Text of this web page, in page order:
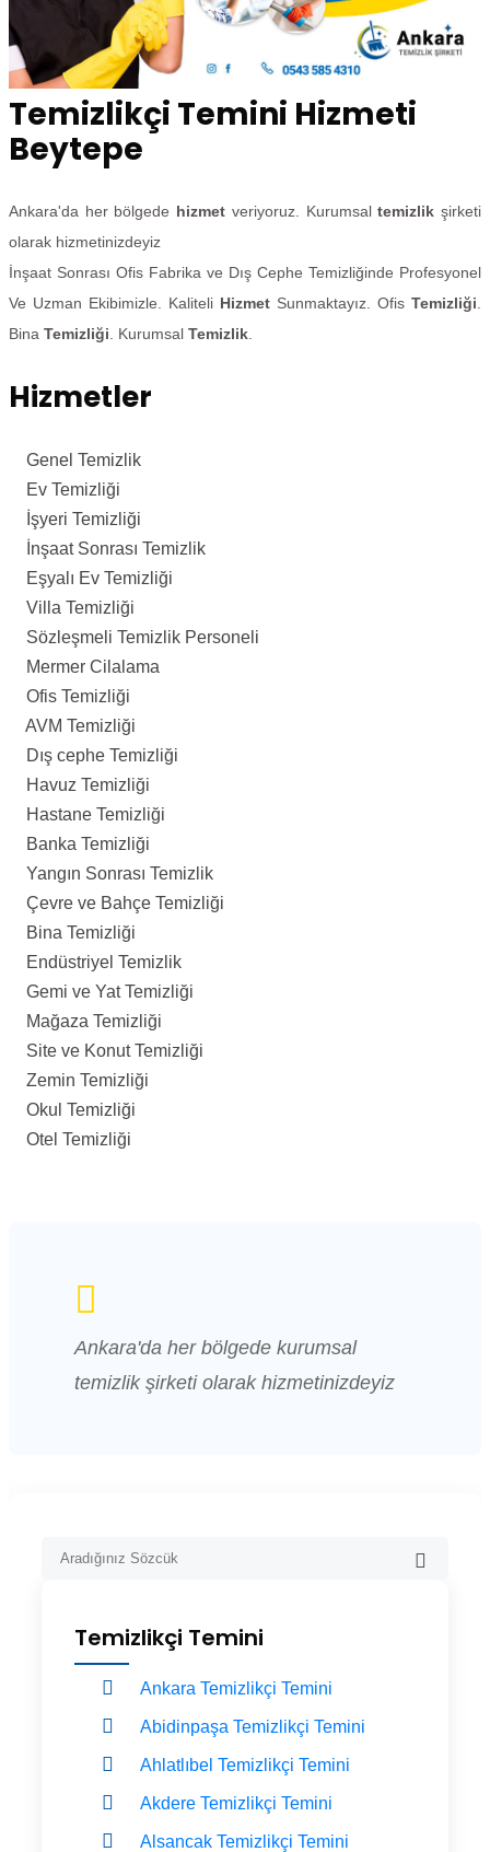
Temizlikçi Temini Hizmeti
Beytepe
Ankara'da her bölgede hizmet veriyoruz. Kurumsaltemizlik şirketi
olarak hizmetinizdeyiz
İnşaat Sonrası Ofis Fabrika ve Dış Cephe Temizliğinde Profesyonel
Ve Uzman Ekibimizle. Kaliteli Hizmet Sunmaktayız. Ofis Temizliği
Bina Temizliği . Kurumsal Temizlik
Hizmetler
Genel Temizlik
Ev Temizliği
İşyeri Temizliği
İnşaat Sonrası Temizlik
Eşyalı Ev Temizliği
Villa Temizliği
Sözleşmeli Temizlik Personeli
Mermer Cilalama
Ofis Temizliği
AVM Temizliği
Dış cephe Temizliği
Havuz Temizliği
Hastane Temizliği
Banka Temizliği
Yangın Sonrası Temizlik
Çevre ve Bahçe Temizliği
Bina Temizliği
Endüstriyel Temizlik
Gemi ve Yat Temizliği
Mağaza Temizliği
Site ve Konut Temizliği
Zemin Temizliği
Okul Temizliği
Otel Temizliği
Ankara'da her bölgede kurumsal
temizlik şirketi olarak hizmetinizdeyiz
Temizlikçi Temini
Ankara Temizlikçi Temini
Abidinpaşa Temizlikçi Temini
Ahlatlıbel Temizlikçi Temini
Akdere Temizlikçi Temini
Alsancak Temizlikçi Temini